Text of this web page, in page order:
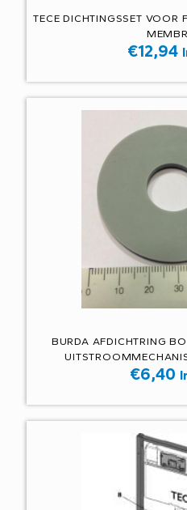
TECE DICHTINGSSET VOOR
€12,94
BURDA AFDICHTRING
€6,40